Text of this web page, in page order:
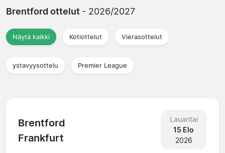
Brentford ottelut - 2026/2027
Näytä kaikki Kotiottelut Vierasottelut
ystavyysottelu Premier League
Brentford
Frankfurt
Lauantai
15 Elo
2026